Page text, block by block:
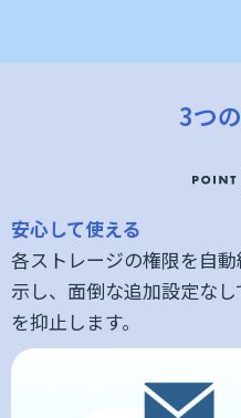
3つ
安心して使える
各ストレージの権限を自
示し、面倒な追加設定な
を抑止します。